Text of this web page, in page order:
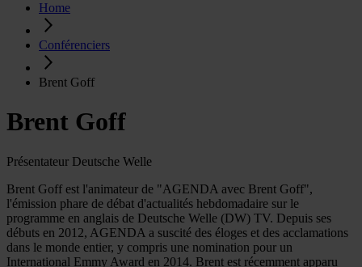
Home
Conférenciers
Brent Goff
Brent Goff
Présentateur Deutsche Welle
Brent Goff est l'animateur de "AGENDA avec Brent Goff",
l'émission phare de débat d'actualités hebdomadaire sur le
programme en anglais de Deutsche Welle (DW) TV. Depuis ses
débuts en 2012, AGENDA a suscité des éloges et des acclamations
dans le monde entier, y compris une nomination pour un
International Emmy Award en 2014. Brent est récemment apparu